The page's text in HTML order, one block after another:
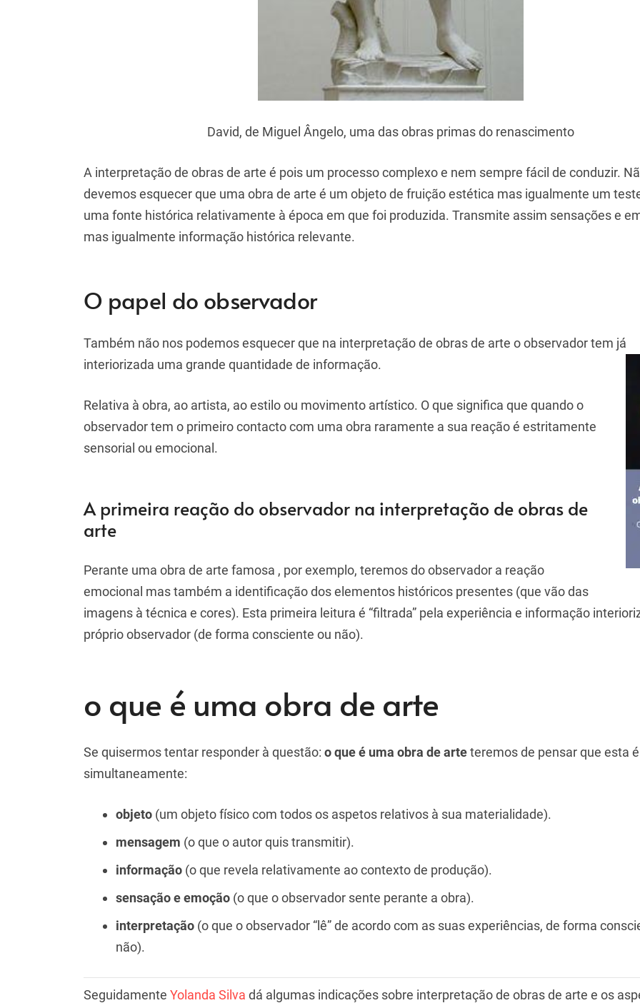
David, de Miguel Ângelo, uma das obras primas do renascimento
A interpretação de obras de arte é pois um processo complexo e nem sempre fácil de conduzir.
devemos esquecer que uma obra de arte é um objeto de fruição estética mas igualmente um
uma fonte histórica relativamente à época em que foi produzida. Transmite assim sensações e
mas igualmente informação histórica relevante.
O papel do observador
Também não nos podemos esquecer que na interpretação de obras de arte o observador tem já
interiorizada uma grande quantidade de informação.
Relativa à obra, ao artista, ao estilo ou movimento artístico. O que significa que quando o
observador tem o primeiro contacto com uma obra raramente a sua reação é estritamente
sensorial ou emocional.
A primeira reação do observador na interpretação de obras de
arte
Perante uma obra de arte famosa , por exemplo, teremos do observador a reação
emocional mas também a identificação dos elementos históricos presentes (que vão das
imagens à técnica e cores). Esta primeira leitura é “filtrada” pela experiência e informação
próprio observador (de forma consciente ou não).
o que é uma obra de arte
Se quisermos tentar responder à questão: o que é uma obra de arteteremos de pensar que esta é
simultaneamente:
objeto (um objeto físico com todos os aspetos relativos à sua materialidade).
mensagem (o que o autor quis transmitir).
informação (o que revela relativamente ao contexto de produção).
sensação e emoção (o que o observador sente perante a obra).
interpretação (o que o observador “lê” de acordo com as suas experiências, de forma
não).
Seguidamente Yolanda Silva dá algumas indicações sobre interpretação de obras de arte e os